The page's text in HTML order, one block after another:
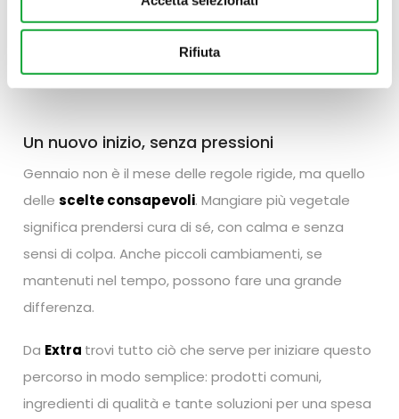
Rifiuta
funziona davvero solo se èadattabile alla vita
. Deve essere pratica, accessibile e
compatibile con i ritmi di tutti i giorni.
Un nuovo inizio, senza pressioni
Gennaio non è il mese delle regole rigide, ma quello
dellescelte consapevoli. Mangiare più vegetale
significa prendersi cura di sé, con calma e senza
sensi di colpa. Anche piccoli cambiamenti, se
mantenuti nel tempo, possono fare una grande
differenza.
Da Extra trovi tutto ciò che serve per iniziare questo
percorso in modo semplice: prodotti comuni,
ingredienti di qualità e tante soluzioni per una spesa